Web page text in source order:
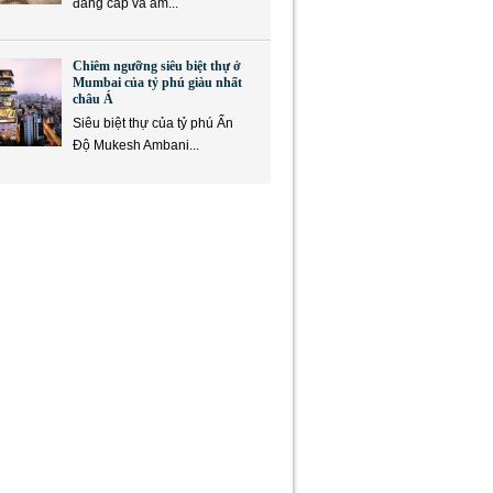
đẳng cấp và ẩm...
Chiêm ngưỡng siêu biệt thự ở
Mumbai của tỷ phú giàu nhất
châu Á
Siêu biệt thự của tỷ phú Ấn
Độ Mukesh Ambani...